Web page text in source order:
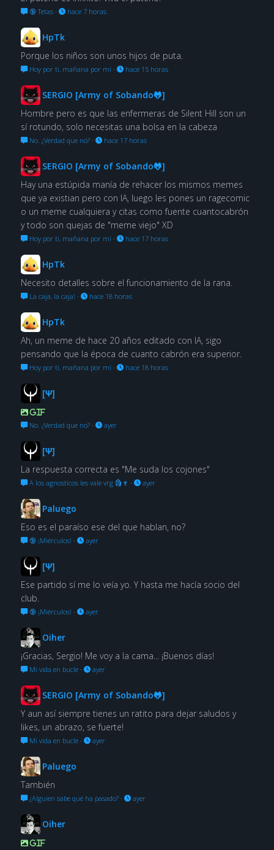
🔞 Tetas· hace 7 horas
HpTk
Porque los niños son unos hijos de puta.
Hoy por ti, mañana por mí· hace 15 horas
SERGIO [Army of Sobando🐸]
Hombre pero es que las enfermeras de Silent Hill son un
sí rotundo, solo necesitas una bolsa en la cabeza
No. ¿Verdad que no?· hace 17 horas
SERGIO [Army of Sobando🐸]
Hay una estúpida manía de rehacer los mismos memes
que ya existian pero con IA, luego les pones un ragecomic
o un meme cualquiera y citas como fuente cuantocabrón
y todo son quejas de "meme viejo" XD
Hoy por ti, mañana por mí· hace 17 horas
HpTk
Necesito detalles sobre el funcionamiento de la rana.
La caja, la caja! · hace 18 horas
HpTk
Ah, un meme de hace 20 años editado con IA, sigo
pensando que la época de cuanto cabrón era superior.
Hoy por ti, mañana por mí· hace 18 horas
[Ψ]
GIF
No. ¿Verdad que no?· ayer
[Ψ]
La respuesta correcta es "Me suda los cojones"
A los agnosticos les vale vrg 🗿🍷 · ayer
Paluego
Eso es el paraíso ese del que hablan, no?
🔞 ¡Miérculos! · ayer
[Ψ]
Ese partido sí me lo veía yo. Y hasta me hacía socio del
club.
🔞 ¡Miérculos! · ayer
Oiher
¡Gracias, Sergio! Me voy a la cama... ¡Buenos días!
Mi vida en bucle· ayer
SERGIO [Army of Sobando🐸]
Y aun así siempre tienes un ratito para dejar saludos y
likes, un abrazo, se fuerte!
Mi vida en bucle· ayer
Paluego
También
¿Alguien sabe qué ha pasado?· ayer
Oiher
GIF